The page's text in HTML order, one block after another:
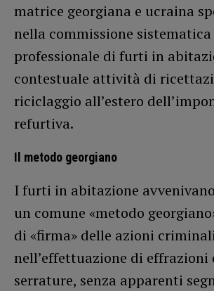
matrice georgiana e ucraina
nella commissione sistematica
professionale di furti in
contestuale attività di
riciclaggio all’estero
refurtiva.
Il metodo georgiano
I furti in abitazione
un comune «metodo
di «firma» delle azioni
nell’effettuazione di effrazioni
serrature, senza apparenti